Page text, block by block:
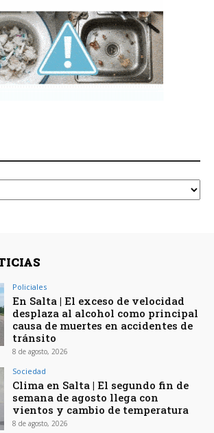
Policiales
En Salta | El exceso de velocidad
desplaza al alcohol como principal
causa de muertes en accidentes de
tránsito
8 de agosto, 2026
Sociedad
Clima en Salta | El segundo fin de
semana de agosto llega con
vientos y cambio de temperatura
8 de agosto, 2026